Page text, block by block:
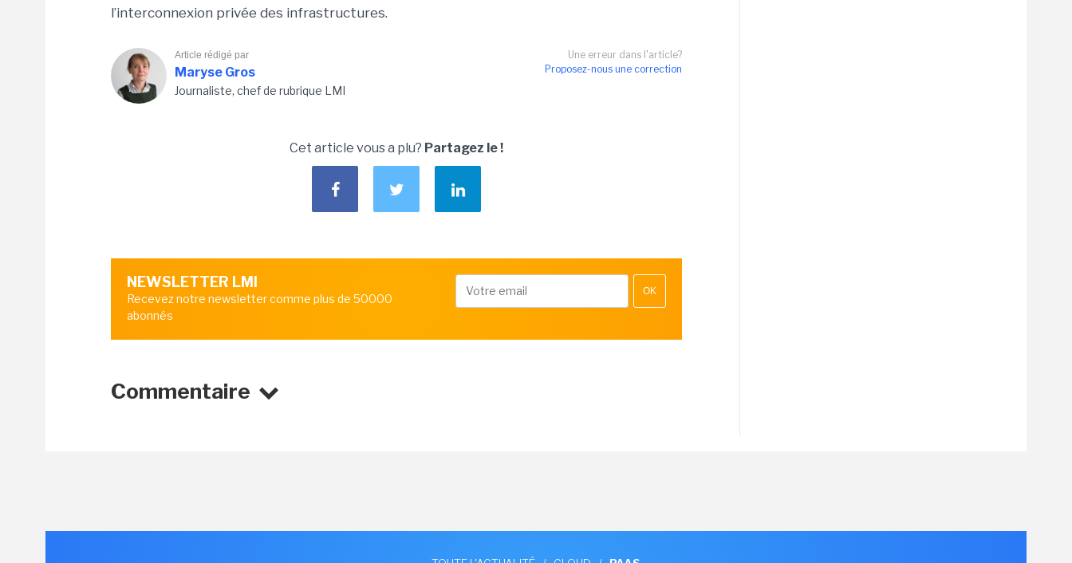
l’interconnexion privée des infrastructures.
Une erreur dans l'article?
Proposez-nous une correction
Article rédigé par
Maryse Gros
Journaliste, chef de rubrique LMI
Cet article vous a plu? Partagez le !
NEWSLETTER LMI
Recevez notre newsletter comme plus de 50000
abonnés
OK
Commentaire